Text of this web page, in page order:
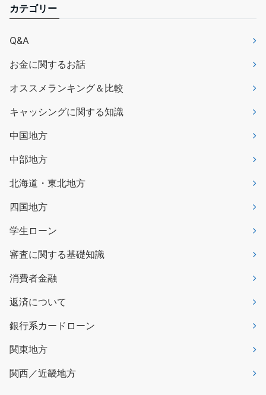
カテゴリー
Q&A
お金に関するお話
オススメランキング＆比較
キャッシングに関する知識
中国地方
中部地方
北海道・東北地方
四国地方
学生ローン
審査に関する基礎知識
消費者金融
返済について
銀行系カードローン
関東地方
関西／近畿地方